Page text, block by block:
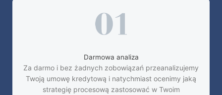
Darmowa analiza
Za darmo i bez żadnych zobowiązań przeanalizujemy
Twoją umowę kredytową i natychmiast ocenimy jaką
strategię procesową zastosować w Twoim